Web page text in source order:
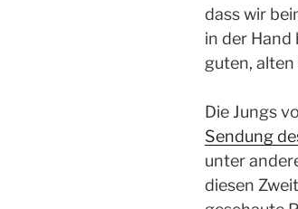
dass wir
in der Hand
guten,
Die Jungs
Sendung
unter
diesen